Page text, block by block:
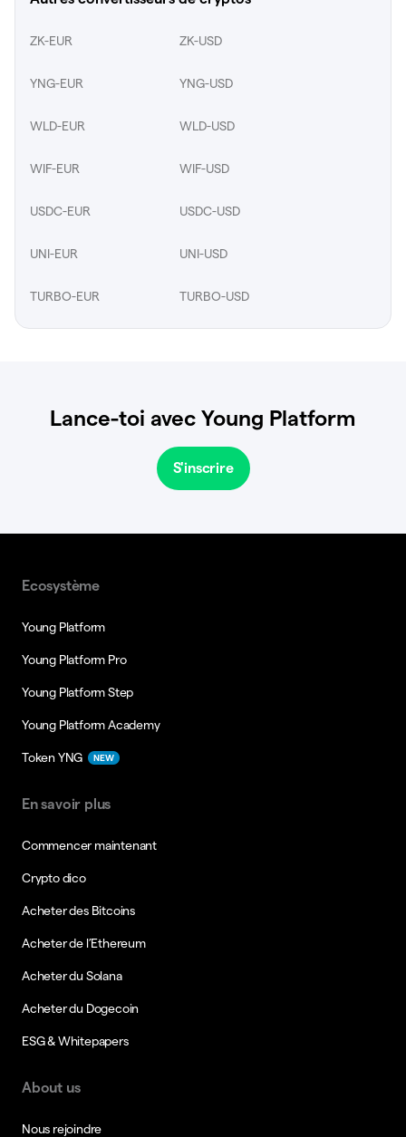
ZK-EUR ZK-USD
YNG-EUR YNG-USD
WLD-EUR WLD-USD
WIF-EUR WIF-USD
USDC-EUR USDC-USD
UNI-EUR UNI-USD
TURBO-EUR TURBO-USD
Lance-toi avec Young Platform
S'inscrire
Ecosystème
Young Platform
Young Platform Pro
Young Platform Step
Young Platform Academy
Token YNG NEW
En savoir plus
Commencer maintenant
Crypto dico
Acheter des Bitcoins
Acheter de l’Ethereum
Acheter du Solana
Acheter du Dogecoin
ESG & Whitepapers
About us
Nous rejoindre